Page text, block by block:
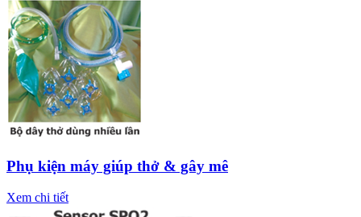
Phụ kiện máy giúp thở & gây mê
Xem chi tiết